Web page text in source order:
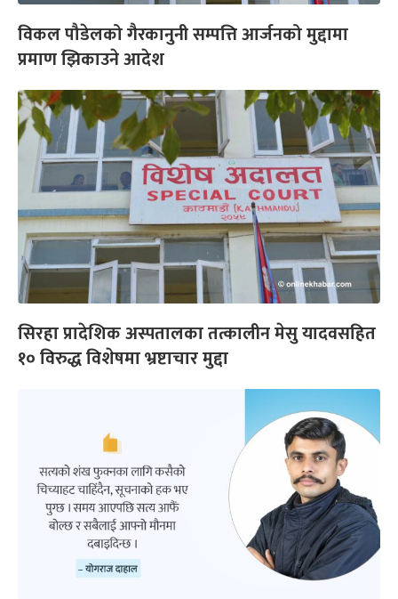
विकल पौडेलको गैरकानुनी सम्पत्ति आर्जनको मुद्दामा
प्रमाण झिकाउने आदेश
सिरहा प्रादेशिक अस्पतालका तत्कालीन मेसु यादवसहित
१० विरुद्ध विशेषमा भ्रष्टाचार मुद्दा